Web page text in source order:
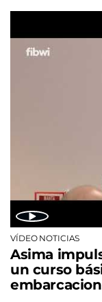
VÍDEO NOTICIAS
Asima
un curso